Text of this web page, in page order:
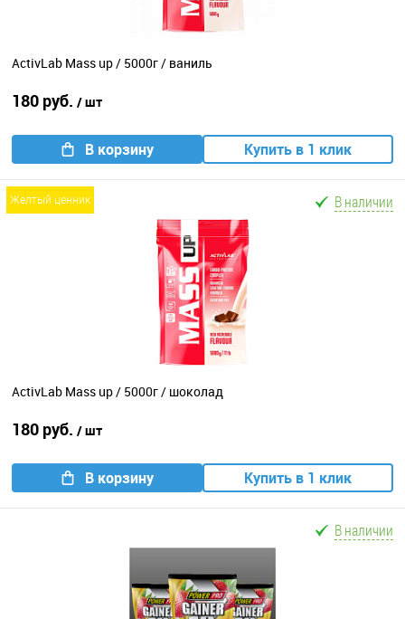
ActivLab Mass up / 5000г / ваниль
180 руб. / шт
В корзину Купить в 1 клик
желтый ценник В наличии
ActivLab Mass up / 5000г / шоколад
180 руб. / шт
В корзину Купить в 1 клик
В наличии